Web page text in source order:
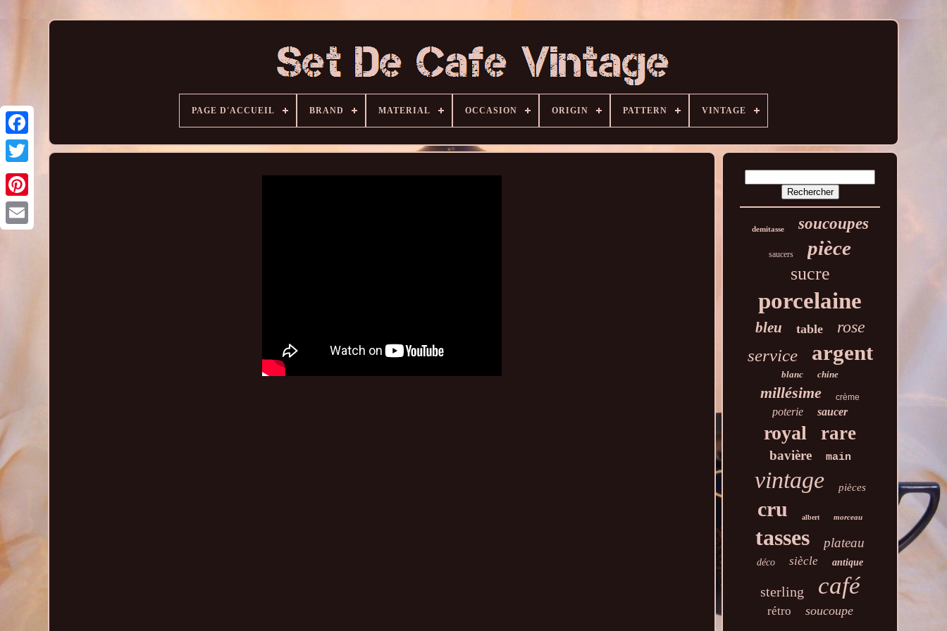
PAGE D'ACCUEIL BRAND MATERIAL OCCASION ORIGIN PATTERN VINTAGE
demitasse soucoupes
saucers pièce
sucre
porcelaine
bleu table rose
service argent
blanc chine
millésime crème
poterie saucer
royal rare
bavière main
vintage pièces
cru albert morceau
tasses plateau
déco siècle antique
sterling café
rétro soucoupe